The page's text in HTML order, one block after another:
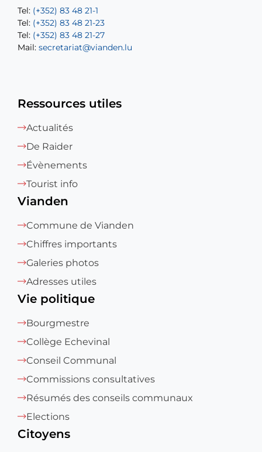
Tel: (+352) 83 48 21-1
Tel: (+352) 83 48 21-23
Tel: (+352) 83 48 21-27
Mail: secretariat@vianden.lu
Tel: (+352) 83 48 21-20
Tel: (+352) 83 48 21-22
Mail:sofia.carvalho@vianden.lu
Mail: diane.storn@vianden.lu
Ressources utiles
Actualités
De Raider
Évènements
Tourist info
Vianden
Commune de Vianden
Chiffres importants
Galeries photos
Adresses utiles
Vie politique
Bourgmestre
Collège Echevinal
Conseil Communal
Commissions consultatives
Résumés des conseils communaux
Elections
Citoyens